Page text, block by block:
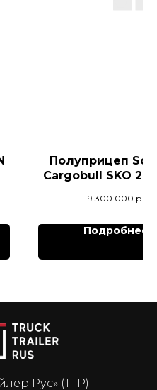
Полуприцеп
Сargоbull SKO 24/
9 300 000 р.
Подробнее
Рус» (ТТР)